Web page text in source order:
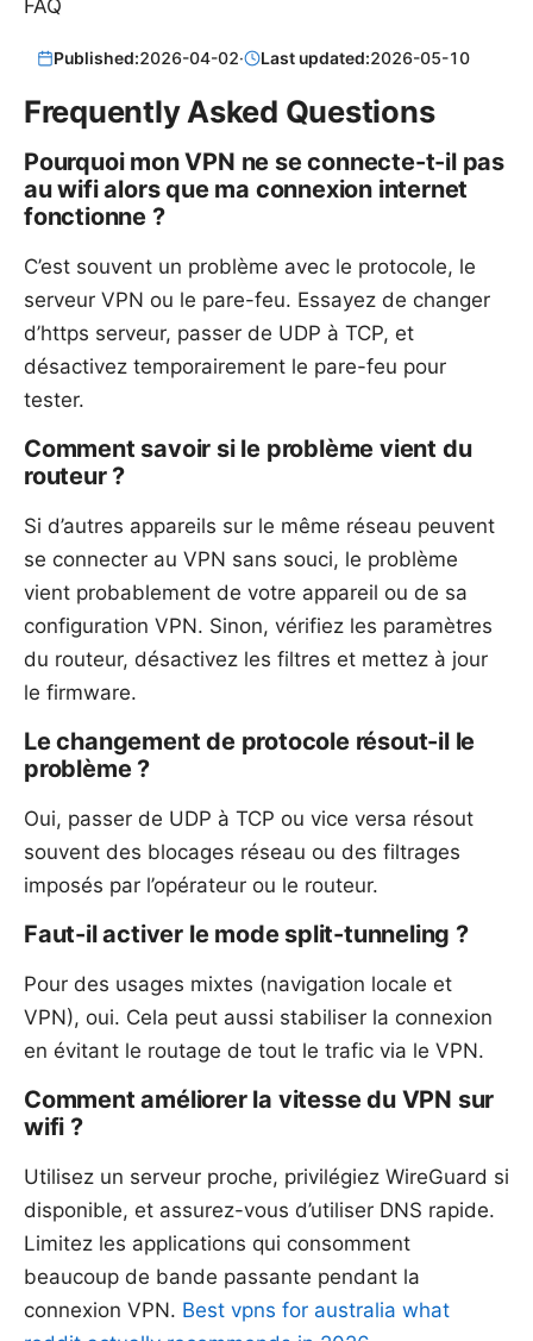
FAQ
Published:2026-04-02· Last updated:2026-05-10
Frequently Asked Questions
Pourquoi mon VPN ne se connecte-t-il pas
au wifi alors que ma connexion internet
fonctionne ?
C’est souvent un problème avec le protocole, le
serveur VPN ou le pare-feu. Essayez de changer
d’https serveur, passer de UDP à TCP, et
désactivez temporairement le pare-feu pour
tester.
Comment savoir si le problème vient du
routeur ?
Si d’autres appareils sur le même réseau peuvent
se connecter au VPN sans souci, le problème
vient probablement de votre appareil ou de sa
configuration VPN. Sinon, vérifiez les paramètres
du routeur, désactivez les filtres et mettez à jour
le firmware.
Le changement de protocole résout-il le
problème ?
Oui, passer de UDP à TCP ou vice versa résout
souvent des blocages réseau ou des filtrages
imposés par l’opérateur ou le routeur.
Faut-il activer le mode split-tunneling ?
Pour des usages mixtes (navigation locale et
VPN), oui. Cela peut aussi stabiliser la connexion
en évitant le routage de tout le trafic via le VPN.
Comment améliorer la vitesse du VPN sur
wifi ?
Utilisez un serveur proche, privilégiez WireGuard si
disponible, et assurez-vous d’utiliser DNS rapide.
Limitez les applications qui consomment
beaucoup de bande passante pendant la
connexion VPN. Best vpns for australia what